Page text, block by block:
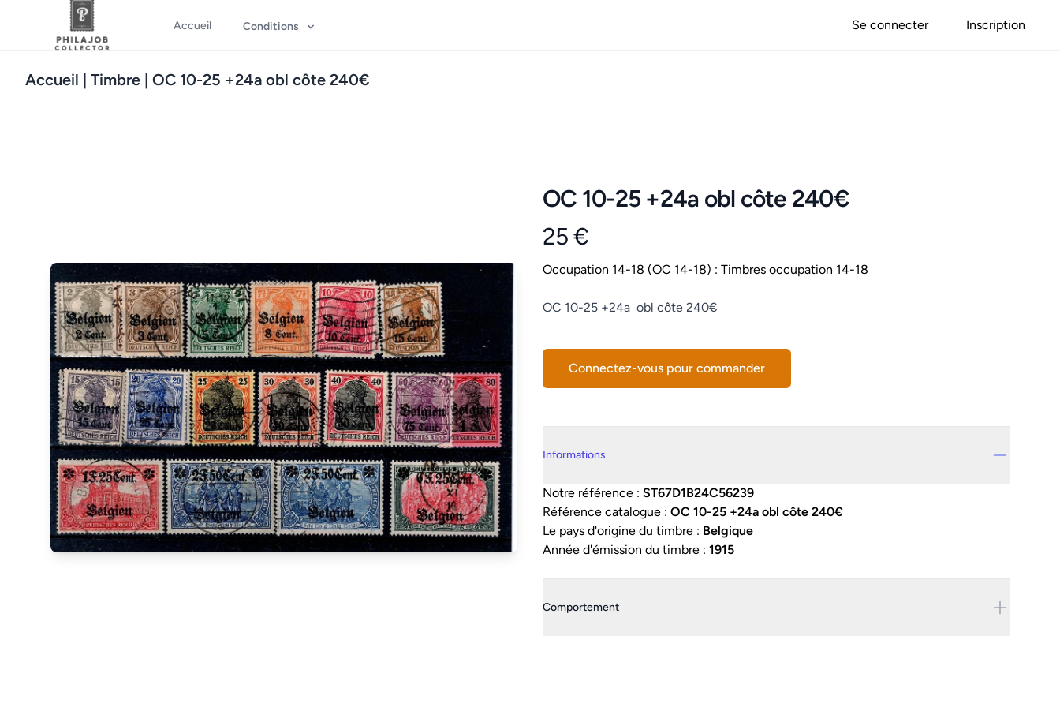
Accueil Conditions Se connecter Inscription
Accueil | Timbre | OC 10-25 +24a obl côte 240€
OC 10-25 +24a obl côte 240€
Product information
25 €
Conditions
Occupation 14-18 (OC 14-18) : Timbres occupation 14-18
Description
OC 10-25 +24a obl côte 240€
Connectez-vous pour commander
Informations
Notre référence : ST67D1B24C56239
Référence catalogue : OC 10-25 +24a obl côte 240€
Le pays d'origine du timbre : Belgique
Année d'émission du timbre : 1915
Comportement